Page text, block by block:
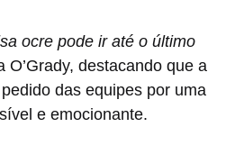
ocre pode ir até o último
O’Grady, destacando que a
das equipes por uma
e emocionante.